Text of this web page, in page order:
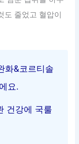
도 줄었고 혈압이
화&코르티솔
요.
건강에 국룰